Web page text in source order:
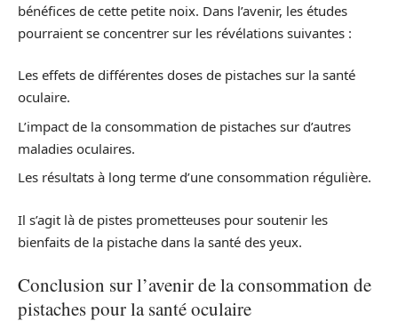
bénéfices de cette petite noix. Dans l’avenir, les études
pourraient se concentrer sur les révélations suivantes :
Les effets de différentes doses de pistaches sur la santé
oculaire.
L’impact de la consommation de pistaches sur d’autres
maladies oculaires.
Les résultats à long terme d’une consommation régulière.
Il s’agit là de pistes prometteuses pour soutenir les
bienfaits de la pistache dans la santé des yeux.
Conclusion sur l’avenir de la consommation de
pistaches pour la santé oculaire